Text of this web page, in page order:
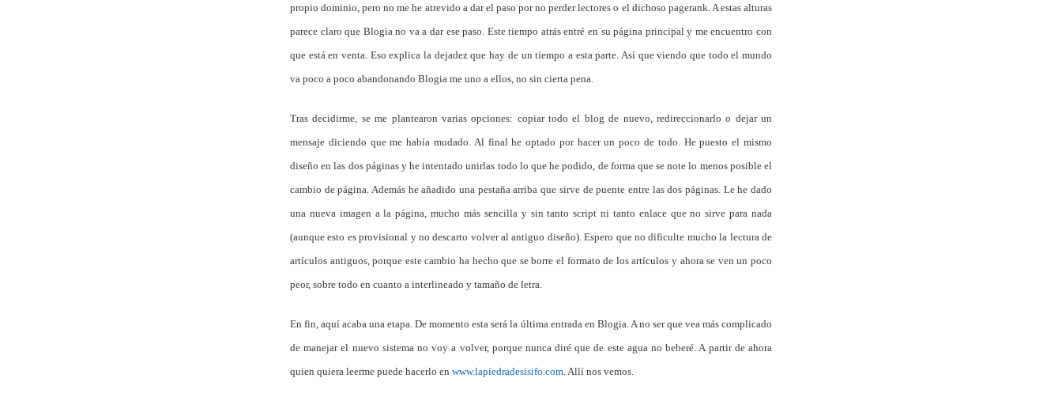
propio dominio, pero no me he atrevido a dar el paso por no perder lectores o el dichoso pagerank. A estas alturas
parece claro que Blogia no va a dar ese paso. Este tiempo atrás entré en su página principal y me encuentro con
que está en venta. Eso explica la dejadez que hay de un tiempo a esta parte. Así que viendo que todo el mundo
va poco a poco abandonando Blogia me uno a ellos, no sin cierta pena.
Tras decidirme, se me plantearon varias opciones: copiar todo el blog de nuevo, redireccionarlo o dejar un
mensaje diciendo que me había mudado. Al final he optado por hacer un poco de todo. He puesto el mismo
diseño en las dos páginas y he intentado unirlas todo lo que he podido, de forma que se note lo menos posible el
cambio de página. Además he añadido una pestaña arriba que sirve de puente entre las dos páginas. Le he dado
una nueva imagen a la página, mucho más sencilla y sin tanto script ni tanto enlace que no sirve para nada
(aunque esto es provisional y no descarto volver al antiguo diseño). Espero que no dificulte mucho la lectura de
artículos antiguos, porque este cambio ha hecho que se borre el formato de los artículos y ahora se ven un poco
peor, sobre todo en cuanto a interlineado y tamaño de letra.
En fin, aquí acaba una etapa. De momento esta será la última entrada en Blogia. A no ser que vea más complicado
de manejar el nuevo sistema no voy a volver, porque nunca diré que de este agua no beberé. A partir de ahora
quien quiera leerme puede hacerlo en www.lapiedradesisifo.com . Allí nos vemos.